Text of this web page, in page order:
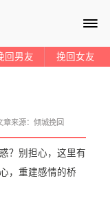
≡
回男友 挽回女友
章来源： 倾城挽回
？别担心，这里有
，重建感情的桥